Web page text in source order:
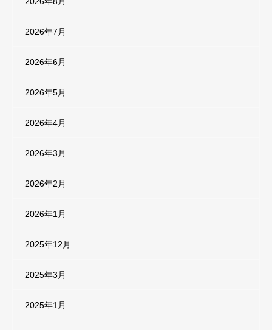
2026年7月
2026年6月
2026年5月
2026年4月
2026年3月
2026年2月
2026年1月
2025年12月
2025年3月
2025年1月